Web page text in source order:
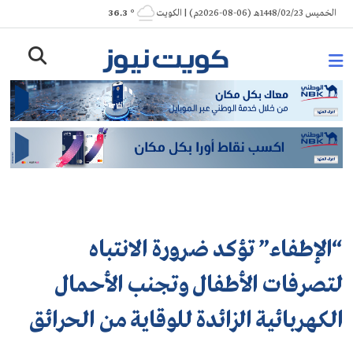
Skip
to
الخميس 1448/02/23هـ (06-08-2026م) | الكويت ° 36.3
“الإطفاء” تؤكد ضرورة الانتباه
لتصرفات الأطفال وتجنب الأحمال
الكهربائية الزائدة للوقاية من الحرائق